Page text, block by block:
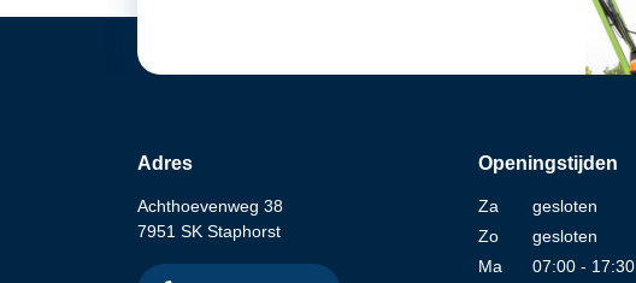
Adres
Achthoevenweg 38
7951 SK Staphorst
Openingstijden
Za
gesloten
Zo
gesloten
Ma
07:00 - 17:30